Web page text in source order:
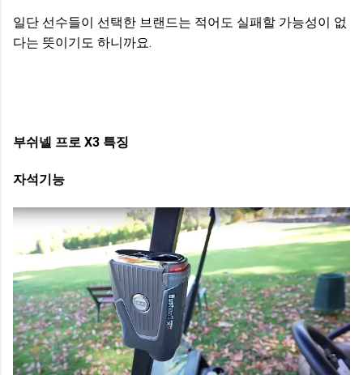
일단 선수들이 선택한 브랜드는 적어도 실패할 가능성이 없
다는 뜻이기도 하니까요.
부쉬넬 프로 X3 특징
자석기능